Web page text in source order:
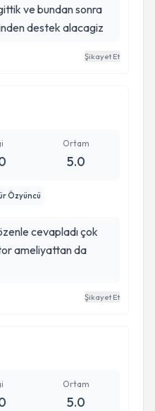
destek alacagiz
Şikayet Et
Ortam
5.0
Özyüncü
cevapladı çok
ameliyattan da
Şikayet Et
Ortam
5.0